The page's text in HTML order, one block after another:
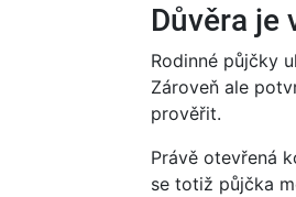
Důvěra je
Rodinné půjčky
Zároveň ale
prověřit.
Právě otevřená
se totiž půjčka